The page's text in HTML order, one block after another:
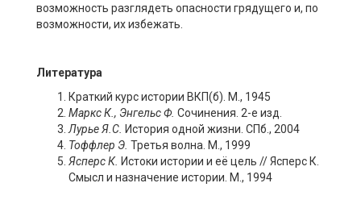
возможность разглядеть опасности грядущего и, по
возможности, их избежать.
Литература
Краткий курс истории ВКП(б). М., 1945
Маркс К., Энгельс Ф. Сочинения. 2-е изд.
Лурье Я.С. История одной жизни. СПб., 2004
Тоффлер Э. Третья волна. М., 1999
Ясперс К. Истоки истории и её цель // Ясперс К.
Смысл и назначение истории. М., 1994